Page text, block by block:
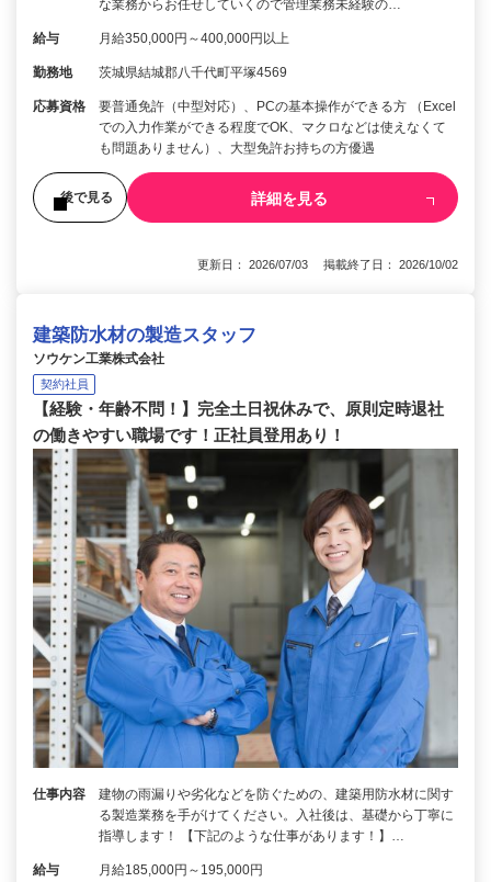
な業務からお任せしていくので管理業務未経験の…
給与 月給350,000円～400,000円以上
勤務地 茨城県結城郡八千代町平塚4569
応募資格
要普通免許（中型対応）、PCの基本操作ができる方 （Excel
での入力作業ができる程度でOK、マクロなどは使えなくて
も問題ありません）、大型免許お持ちの方優遇
後で見る 詳細を見る
更新日： 2026/07/03 掲載終了日： 2026/10/02
建築防水材の製造スタッフ
ソウケン工業株式会社
契約社員
【経験・年齢不問！】完全土日祝休みで、原則定時退社
の働きやすい職場です！正社員登用あり！
仕事内容
建物の雨漏りや劣化などを防ぐための、建築用防水材に関す
る製造業務を手がけてください。入社後は、基礎から丁寧に
指導します！ 【下記のような仕事があります！】…
給与 月給185,000円～195,000円